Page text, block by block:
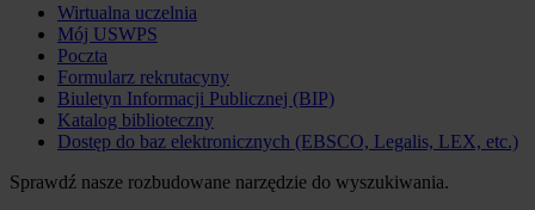
Wirtualna uczelnia
Mój USWPS
Poczta
Formularz rekrutacyny
Biuletyn Informacji Publicznej (BIP)
Katalog biblioteczny
Dostęp do baz elektronicznych (EBSCO, Legalis, LEX, etc.)
Sprawdź nasze rozbudowane narzędzie do wyszukiwania.